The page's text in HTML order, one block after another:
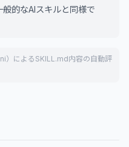
的なAIスキルと同様で
）によるSKILL.md内容の自動評